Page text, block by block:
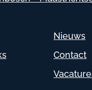
Nieuws
Contact